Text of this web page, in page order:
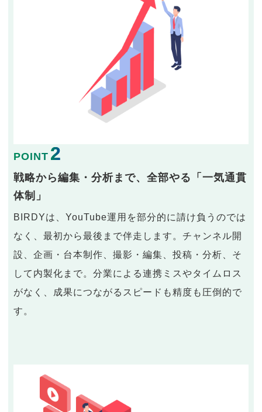
POINT 2
戦略から編集・分析まで、全部やる「一気通貫
体制」
BIRDYは、YouTube運用を部分的に請け負うのでは
なく、最初から最後まで伴走します。チャンネル開
設、企画・台本制作、撮影・編集、投稿・分析、そ
して内製化まで。分業による連携ミスやタイムロス
がなく、成果につながるスピードも精度も圧倒的で
す。